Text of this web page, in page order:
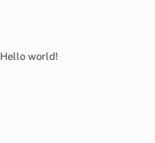
Hello world!